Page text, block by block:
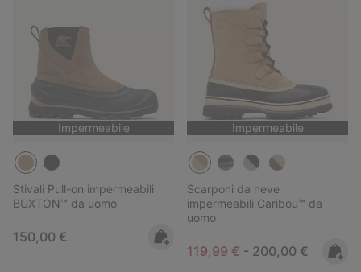
Impermeabile
Stivali Pull-on impermeabili
BUXTON™ da uomo
Regular price:
150,00 €
Impermeabile
Scarponi da neve
impermeabili Caribou™ da
uomo
Minimum sale price:
119,99 € - Maximum price:
200,00 €